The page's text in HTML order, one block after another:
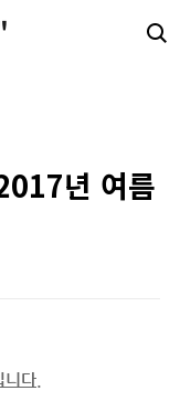
년 여름
다.